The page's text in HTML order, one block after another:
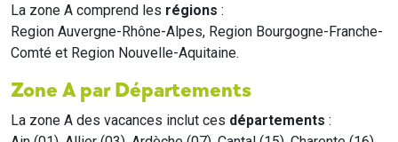
La zone A comprend les régions :
Region Auvergne-Rhône-Alpes, Region Bourgogne-Franche-
Comté et Region Nouvelle-Aquitaine.
Zone A par Départements
La zone A des vacances inclut ces départements :